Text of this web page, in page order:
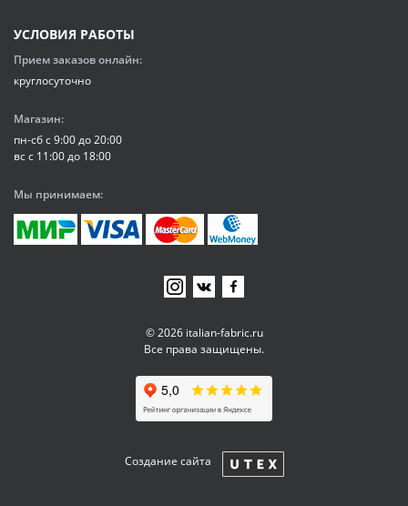
© 2026 italian-fabric.ru
Все права защищены.
Создание сайта
УСЛОВИЯ РАБОТЫ
Прием заказов онлайн:
круглосуточно
Магазин:
пн-сб с 9:00 до 20:00
вс с 11:00 до 18:00
Мы принимаем: